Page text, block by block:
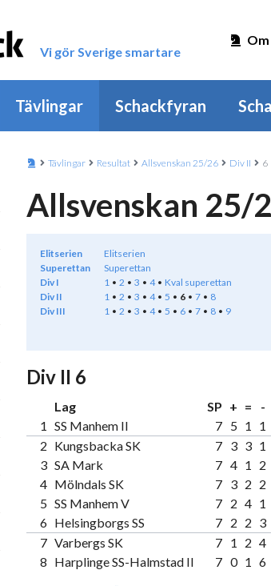
Vi gör Sverige smartare
Tävlingar Schackfyran
Tävlingar Resultat Allsvenskan 25/26 Div II 6
Allsvenskan 25/
Elitserien
Elitserien
Superettan
Superettan
Div I
1 2 3 4
Kval superettan
Div II
1 2 3 4 5 6 7
8
Div III
1 2 3 4 5 6 7 8 9
Div II 6
Lag SP + = -
1 SS Manhem II 7 5 1 1
2 Kungsbacka SK 7 3 3 1
3 SA Mark 7 4 1 2
4 Mölndals SK 7 3 2 2
5 SS Manhem V 7 2 4 1
6 Helsingborgs SS 7 2 2 3
7 Varbergs SK 7 1 2 4
8 Harplinge SS-Halmstad II 7 0 1 6